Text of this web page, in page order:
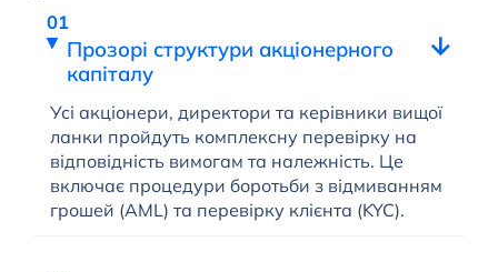
Прозорі структури акціонерного
капіталу
Усі акціонери, директори та керівники вищої
ланки пройдуть комплексну перевірку на
відповідність вимогам та належність. Це
включає процедури боротьби з відмиванням
грошей (AML) та перевірку клієнта (KYC).